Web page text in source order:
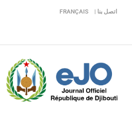
اتصل بنا | FRANÇAIS